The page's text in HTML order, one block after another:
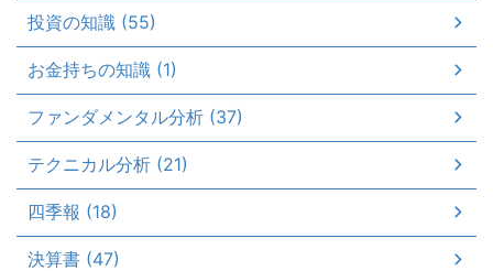
投資の知識 (55)
お金持ちの知識 (1)
ファンダメンタル分析 (37)
テクニカル分析 (21)
四季報 (18)
決算書 (47)